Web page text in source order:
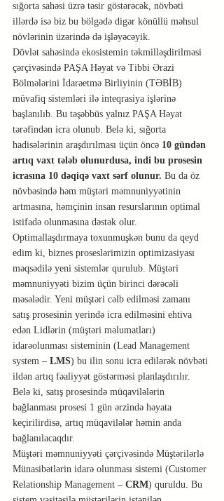
sığorta sahəsi üzrə təsir göstərəcək, növbəti
illərdə isə biz bu bölgədə digər könüllü məhsul
növlərinin üzərində də işləyəcəyik.
Dövlət sahəsində ekosistemin təkmilləşdirilməsi
çərçivəsində PAŞA Həyat və Tibbi Ərazi
Bölmələrini İdarəetmə Birliyinin (TƏBİB)
müvafiq sistemləri ilə inteqrasiya işlərinə
başlanılıb. Bu təşəbbüs yalnız PAŞA Həyat
tərəfindən icra olunub. Belə ki, sığorta
hadisələrinin araşdırılması üçün öncə 10 gündən
artıq vaxt tələb olunurdusa, indi bu prosesin
icrasına 10 dəqiqə vaxt sərf olunur. Bu da öz
növbəsində həm müştəri məmnuniyyətinin
artmasına, həmçinin insan resurslarının optimal
istifadə olunmasına dəstək olur.
Optimallaşdırmaya toxunmuşkən bunu da qeyd
edim ki, biznes proseslərimizin optimizasiyası
məqsədilə yeni sistemlər qurulub. Müştəri
məmnuniyyəti bizim üçün birinci dərəcəli
məsələdir. Yeni müştəri cəlb edilməsi zamanı
satış prosesinin yerində icra edilməsini ehtiva
edən Lidlərin (müştəri məlumatları)
idarəolunması sisteminin (Lead Management
system – LMS) bu ilin sonu icra edilərək növbəti
ildən artıq fəaliyyət göstərməsi planlaşdırılır.
Belə ki, satış prosesində müqavilələrin
bağlanması prosesi 1 gün ərzində həyata
keçirilirdisə, artıq müqavilələr həmin anda
bağlanılacaqdır.
Müştəri məmnuniyyəti çərçivəsində Müştərilərlə
Münasibətlərin idarə olunması sistemi (Customer
Relationship Management – CRM) quruldu. Bu